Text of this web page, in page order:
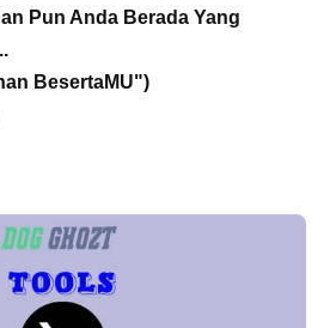
Pun Anda Berada Yang
BesertaMU")